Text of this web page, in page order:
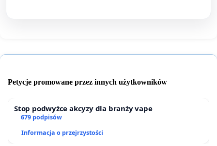
Petycje promowane przez innych użytkowników
Stop podwyżce akcyzy dla branży vape
679 podpisów
Informacja o przejrzystości